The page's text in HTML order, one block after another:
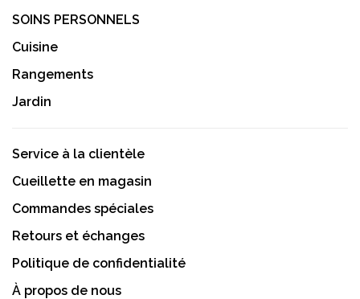
SOINS PERSONNELS
Cuisine
Rangements
Jardin
Service à la clientèle
Cueillette en magasin
Commandes spéciales
Retours et échanges
Politique de confidentialité
À propos de nous